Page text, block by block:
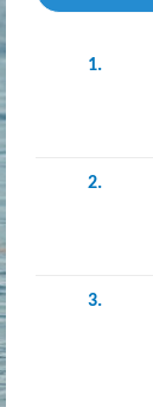
1.
2.
3.